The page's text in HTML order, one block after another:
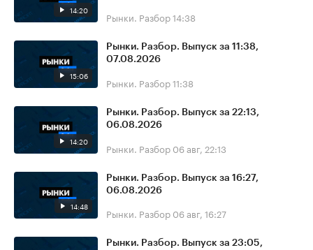
14:20 Рынки. Разбор14:38
15:06
Рынки. Разбор. Выпуск за 11:38,
07.08.2026
Рынки. Разбор11:38
14:20
Рынки. Разбор. Выпуск за 22:13,
06.08.2026
Рынки. Разбор 06 авг, 22:13
14:48
Рынки. Разбор. Выпуск за 16:27,
06.08.2026
Рынки. Разбор 06 авг, 16:27
Рынки. Разбор. Выпуск за 23:05,